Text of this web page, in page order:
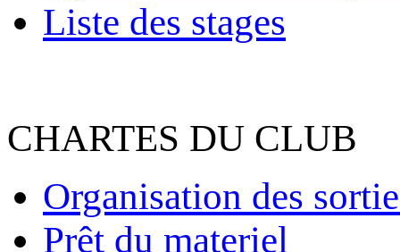
Liste des stages
CHARTES DU CLUB
Organisation des
Prêt du materiel